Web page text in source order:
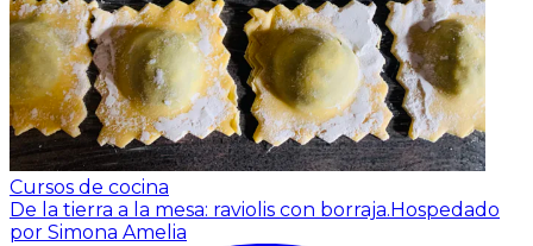
Cursos de cocina
De la tierra a la mesa: raviolis con borraja. Hospedado
por Simona Amelia